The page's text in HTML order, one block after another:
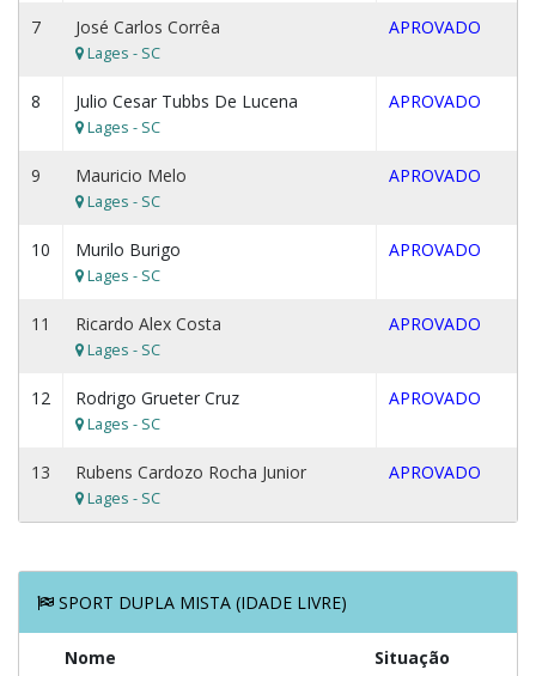
7 José Carlos Corrêa
Lages - SC
APROVADO
8 Julio Cesar Tubbs De Lucena
Lages - SC
APROVADO
9 Mauricio Melo
Lages - SC
APROVADO
10 Murilo Burigo
Lages - SC
APROVADO
11 Ricardo Alex Costa
Lages - SC
APROVADO
12 Rodrigo Grueter Cruz
Lages - SC
APROVADO
13 Rubens Cardozo Rocha Junior
Lages - SC
APROVADO
SPORT DUPLA MISTA (IDADE LIVRE)
Nome Situação